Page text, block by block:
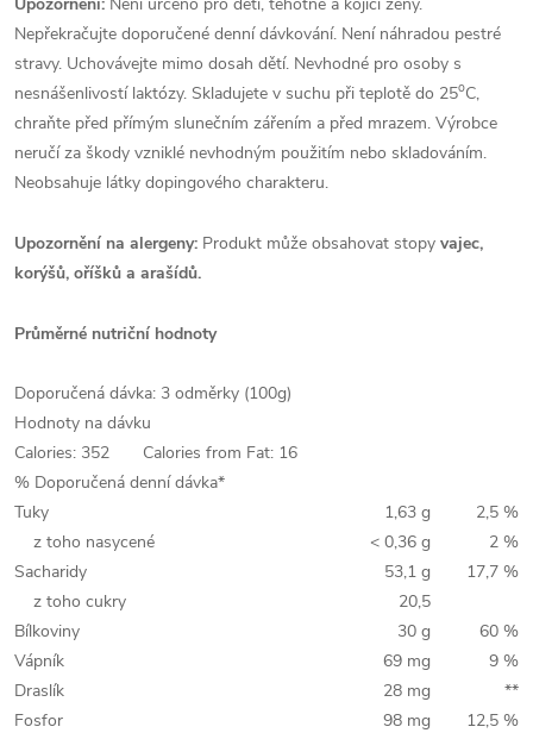
Nepřekračujte doporučené denní dávkování. Není náhradou pestré
stravy. Uchovávejte mimo dosah dětí. Nevhodné pro osoby s
nesnášenlivostí laktózy. Skladujete v suchu při teplotě do 25oC,
chraňte před přímým slunečním zářením a před mrazem. Výrobce
neručí za škody vzniklé nevhodným použitím nebo skladováním.
Neobsahuje látky dopingového charakteru.
Upozornění na alergeny: Produkt může obsahovat stopy vajec,
korýšů, oříšků a arašídů.
Průměrné nutriční hodnoty
Doporučená dávka: 3 odměrky (100g)
Hodnoty na dávku
Calories: 352 Calories from Fat: 16
% Doporučená denní dávka*
Tuky
1,63 g
2,5 %
z toho nasycené
< 0,36 g
2 %
Sacharidy
53,1 g
17,7 %
z toho cukry
20,5
Bílkoviny
30 g
60 %
Vápník
69 mg
9 %
Draslík
28 mg
**
Fosfor
98 mg
12,5 %